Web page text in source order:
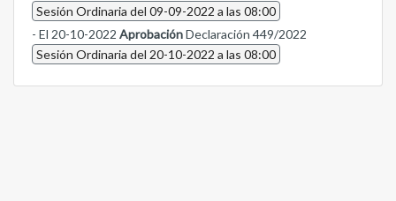
Sesión Ordinaria del 09-09-2022 a las 08:00
- El 20-10-2022 AprobaciónDeclaración 449/2022
Sesión Ordinaria del 20-10-2022 a las 08:00